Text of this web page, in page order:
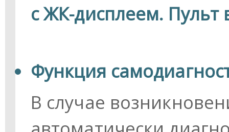
с ЖК-дисплеем. Пульт
Функция
В случае